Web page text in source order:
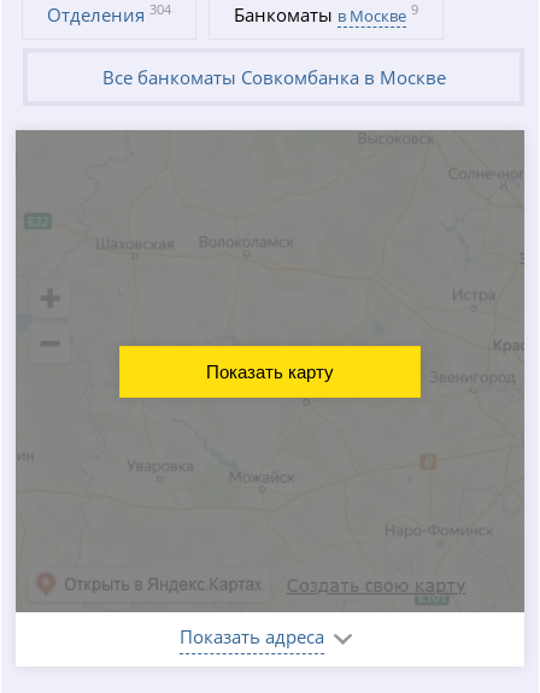
Отделения304 Банкоматы в Москве 9
Все банкоматы Совкомбанка в Москве
Показать адреса
Показать карту